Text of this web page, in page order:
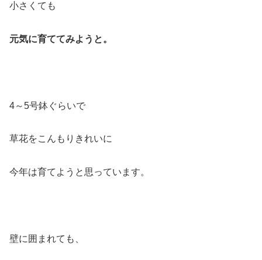
小さくても
元気に育ててみようと。
4～5号鉢ぐらいで
草花をこんもりきれいに
今年は育てようと思っています。
壁に囲まれても、